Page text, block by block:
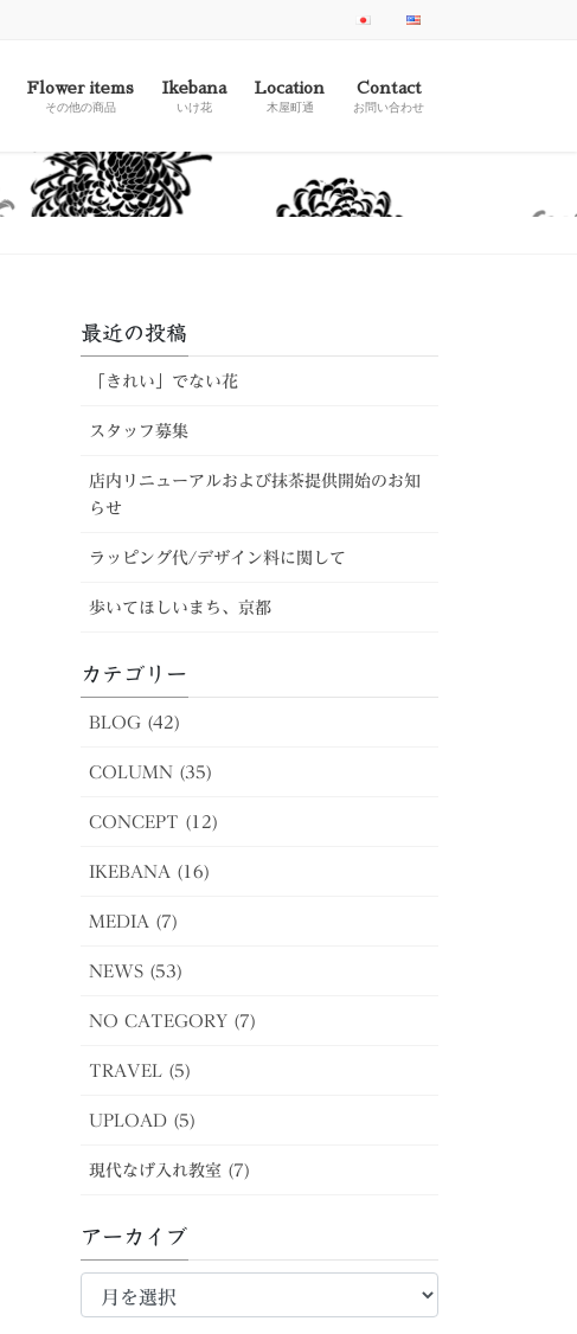
Flower items
その他の商品
Ikebana
いけ花
Location
木屋町通
Contact
お問い合わせ
最近の投稿
「きれい」でない花
スタッフ募集
店内リニューアルおよび抹茶提供開始のお知
らせ
ラッピング代/デザイン料に関して
歩いてほしいまち、京都
カテゴリー
BLOG (42)
COLUMN (35)
CONCEPT (12)
IKEBANA (16)
MEDIA (7)
NEWS (53)
NO CATEGORY (7)
TRAVEL (5)
UPLOAD (5)
現代なげ入れ教室 (7)
アーカイブ
ア